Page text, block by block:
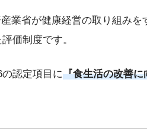
業省が健康経営の取り組みを
価制度です。
認定項目に『食生活の改善